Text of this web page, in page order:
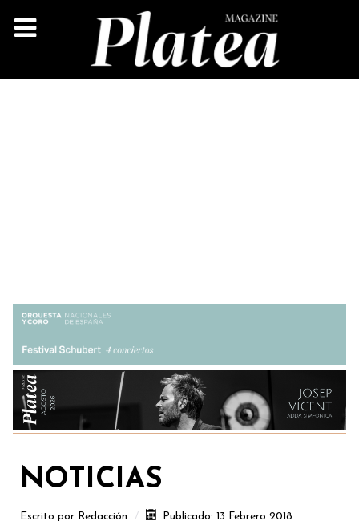
NOTICIAS
Escrito por Redacción Publicado: 13 Febrero 2018